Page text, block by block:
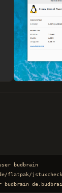
budbrain
flatpak/